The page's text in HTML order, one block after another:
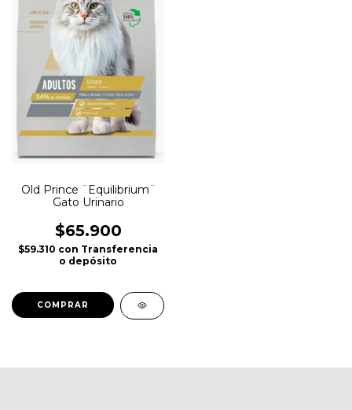
Old Prince ¨Equilibrium¨
Gato Urinario
$65.900
$59.310 con Transferencia
o depósito
COMPRAR